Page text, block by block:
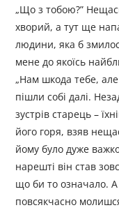
„Що з тобою?”
хворий, а тут ще
людини, яка б
мене до якоїсь
„Нам шкода тебе,
пішли собі далі.
зустрів старець –
його горя, взяв
йому було дуже
нарешті він став
що би то означало. А
повсякчасно